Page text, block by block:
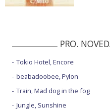
PRO.
Tokio Hotel, Encore
beabadoobee, Pylon
Train, Mad dog in the fog
Jungle, Sunshine